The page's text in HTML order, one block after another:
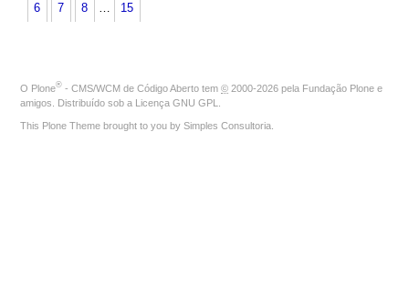
6 7 8 … 15
O Plone® - CMS/WCM de Código Aberto tem © 2000-2026 pela Fundação Plone e
amigos. Distribuído sob a Licença GNU GPL
This Plone Theme brought to you by Simples Consultoria